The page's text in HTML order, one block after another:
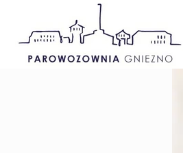
Strona główna